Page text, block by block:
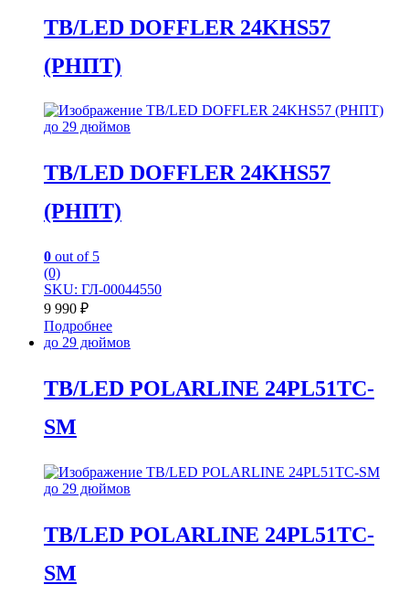
TB/LED DOFFLER 24KHS57
(РНПТ)
до 29 дюймов
TB/LED DOFFLER 24KHS57
(РНПТ)
0 out of 5
(0)
SKU: ГЛ-00044550
9 990 ₽
Подробнее
до 29 дюймов
TB/LED POLARLINE 24PL51TC-
SM
до 29 дюймов
TB/LED POLARLINE 24PL51TC-
SM